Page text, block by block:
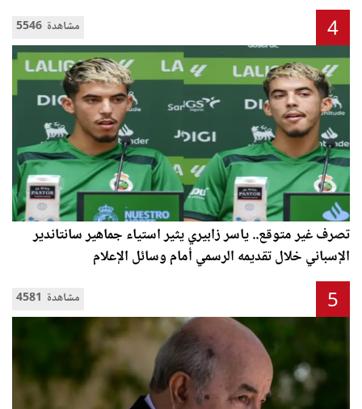
5546 مشاهدة 4
تصرف غير متوقع.. ياسر زابيري يثير استياء جماهير سانتاندير
الإسباني خلال تقديمه الرسمي أمام وسائل الإعلام
4581 مشاهدة 5